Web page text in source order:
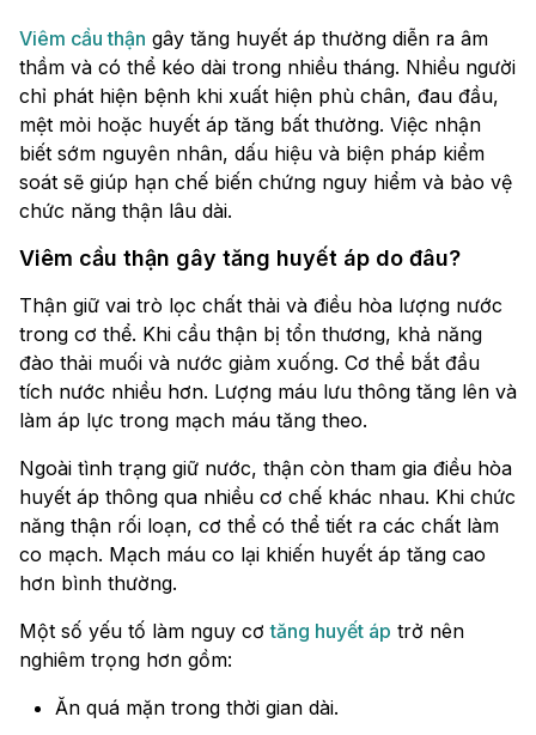
Viêm cầu thận gây tăng huyết áp thường diễn ra âm
thầm và có thể kéo dài trong nhiều tháng. Nhiều người
chỉ phát hiện bệnh khi xuất hiện phù chân, đau đầu,
mệt mỏi hoặc huyết áp tăng bất thường. Việc nhận
biết sớm nguyên nhân, dấu hiệu và biện pháp kiểm
soát sẽ giúp hạn chế biến chứng nguy hiểm và bảo vệ
chức năng thận lâu dài.
Viêm cầu thận gây tăng huyết áp do đâu?
Thận giữ vai trò lọc chất thải và điều hòa lượng nước
trong cơ thể. Khi cầu thận bị tổn thương, khả năng
đào thải muối và nước giảm xuống. Cơ thể bắt đầu
tích nước nhiều hơn. Lượng máu lưu thông tăng lên và
làm áp lực trong mạch máu tăng theo.
Ngoài tình trạng giữ nước, thận còn tham gia điều hòa
huyết áp thông qua nhiều cơ chế khác nhau. Khi chức
năng thận rối loạn, cơ thể có thể tiết ra các chất làm
co mạch. Mạch máu co lại khiến huyết áp tăng cao
hơn bình thường.
Một số yếu tố làm nguy cơtăng huyết áp trở nên
nghiêm trọng hơn gồm:
Ăn quá mặn trong thời gian dài.